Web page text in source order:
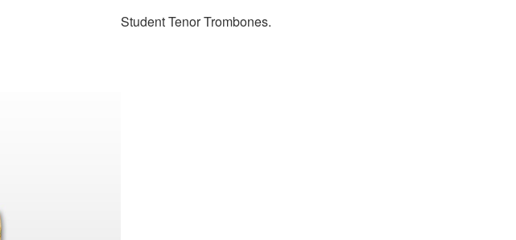
Student Tenor Trombones.